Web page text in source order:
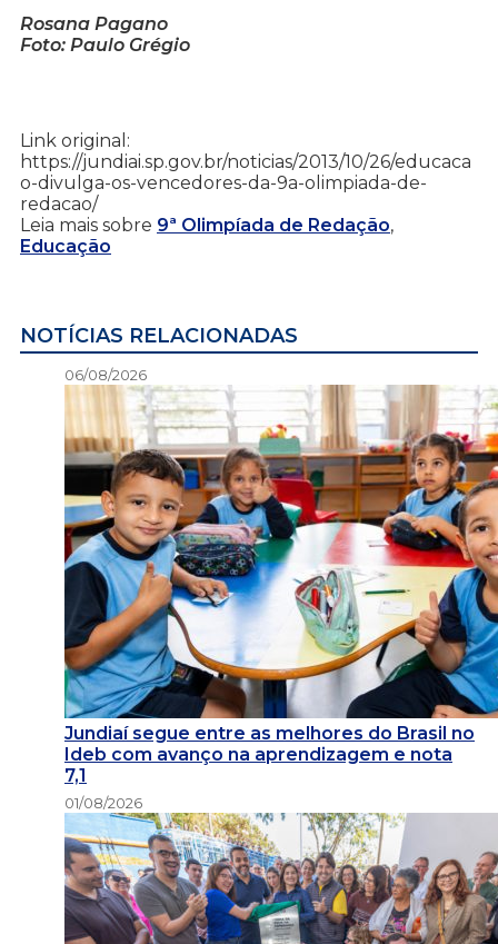
Rosana Pagano
Foto: Paulo Grégio
Link original:
https://jundiai.sp.gov.br/noticias/2013/10/26/educaca
o-divulga-os-vencedores-da-9a-olimpiada-de-
redacao/
Leia mais sobre 9ª Olimpíada de Redação,
Educação
NOTÍCIAS RELACIONADAS
06/08/2026
Jundiaí segue entre as melhores do Brasil no
Ideb com avanço na aprendizagem e nota
7,1
01/08/2026